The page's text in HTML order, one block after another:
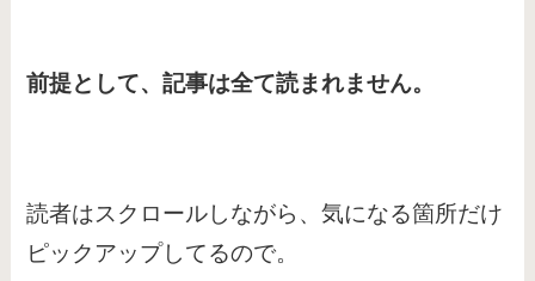
前提として、記事は全て読まれません。
読者はスクロールしながら、気になる箇所だけ
ピックアップしてるので。